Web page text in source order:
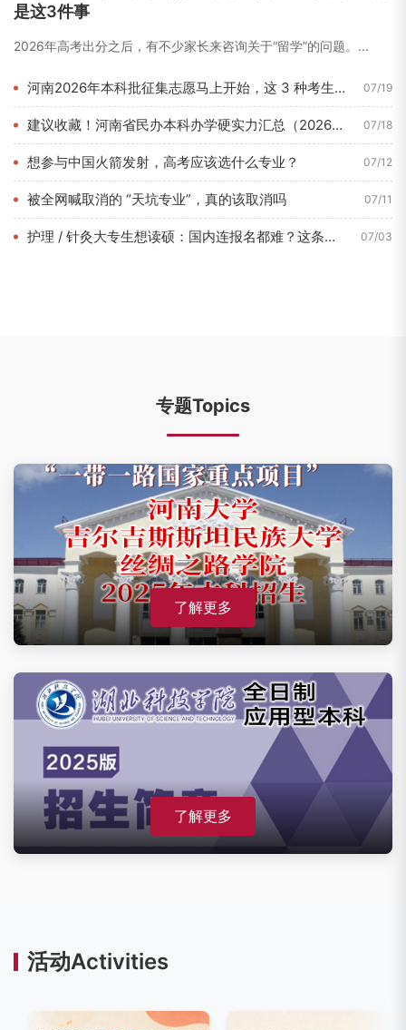
是这3件事
2026年高考出分之后，有不少家长来咨询关于“留学”的问题。...
河南2026年本科批征集志愿马上开始，这 3 种考生最容易捡... 07/19
建议收藏！河南省民办本科办学硬实力汇总（2026年7月最新数... 07/18
想参与中国火箭发射，高考应该选什么专业？ 07/12
被全网喊取消的 “天坑专业”，真的该取消吗 07/11
护理 / 针灸大专生想读硕：国内连报名都难？这条路 1 年即... 07/03
专题Topics
了解更多
了解更多
活动Activities